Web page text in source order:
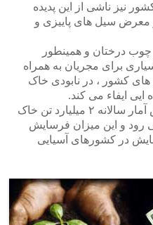
نیز ناشی از این پدیده
معرض سیل های پاییزی و
چوب درختان و همینطور
برای مجریان به همراه
کشور ، در نابودی خاک
ایفاء می کند.
لازم به یاد آوری است که بر اساس آمار سالانه ۲ میلیارد تن خاک
رود و این میزان فرسایش
میزان فرسایش در کشورهای آسیایی